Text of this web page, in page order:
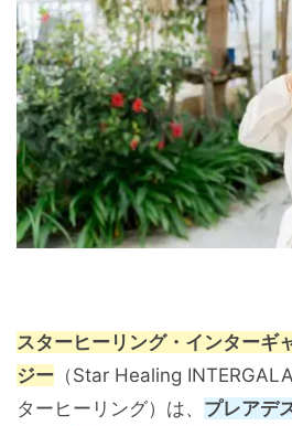
スターヒーリング・インターギ
ジー （Star Healing
ターヒーリング）は、 プレアデ